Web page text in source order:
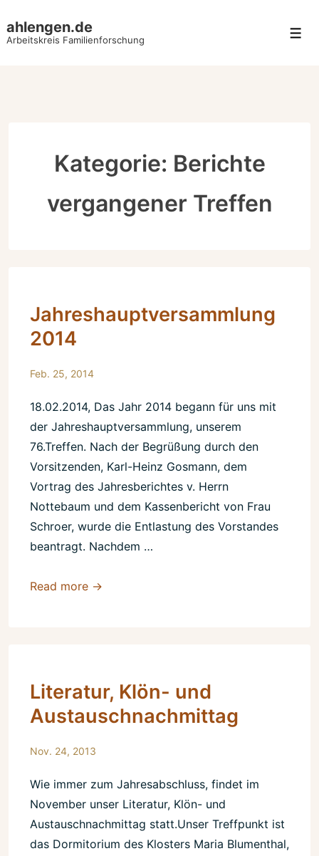
Zum
ahlengen.de
Arbeitskreis Familienforschung
Kategorie: Berichte
vergangener Treffen
Jahreshauptversammlung
2014
Feb. 25, 2014
18.02.2014, Das Jahr 2014 begann für uns mit
der Jahreshauptversammlung, unserem
76.Treffen. Nach der Begrüßung durch den
Vorsitzenden, Karl-Heinz Gosmann, dem
Vortrag des Jahresberichtes v. Herrn
Nottebaum und dem Kassenbericht von Frau
Schroer, wurde die Entlastung des Vorstandes
beantragt. Nachdem …
Jahreshauptversammlung
Read more →
Literatur, Klön- und
Austauschnachmittag
Nov. 24, 2013
Wie immer zum Jahresabschluss, findet im
November unser Literatur, Klön- und
Austauschnachmittag statt.Unser Treffpunkt ist
das Dormitorium des Klosters Maria Blumenthal,